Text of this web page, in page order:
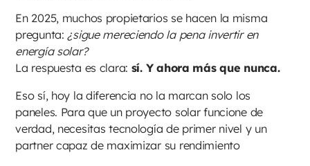
En 2025, muchos propietarios se hacen la misma
pregunta: ¿sigue mereciendo la pena invertir en
energía solar?
La respuesta es clara: sí. Y ahora más que nunca.
Eso sí, hoy la diferencia no la marcan solo los
paneles. Para que un proyecto solar funcione de
verdad, necesitas tecnología de primer nivel y un
partner capaz de maximizar su rendimiento